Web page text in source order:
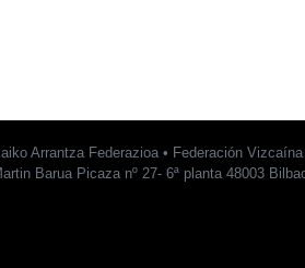
Arrantza Federazioa • Federación
Barua Picaza nº 27- 6ª planta 48003